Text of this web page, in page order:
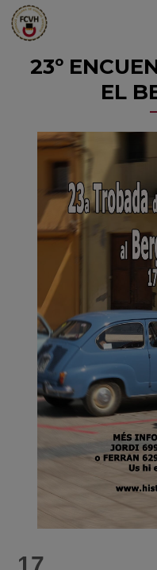
23º
EL